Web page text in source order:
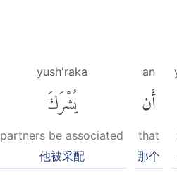
an
أَن
that
那个
yush'raka
يُشْرَكَ
partners be associated
他被采配